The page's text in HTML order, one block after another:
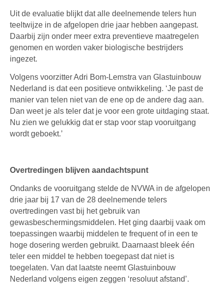
Uit de evaluatie blijkt dat alle deelnemende telers hun
teeltwijze in de afgelopen drie jaar hebben aangepast.
Daarbij zijn onder meer extra preventieve maatregelen
genomen en worden vaker biologische bestrijders
ingezet.
Volgens voorzitter Adri Bom-Lemstra van Glastuinbouw
Nederland is dat een positieve ontwikkeling. ‘Je past de
manier van telen niet van de ene op de andere dag aan.
Dan weet je als teler dat je voor een grote uitdaging staat.
Nu zien we gelukkig dat er stap voor stap vooruitgang
wordt geboekt.’
Overtredingen blijven aandachtspunt
Ondanks de vooruitgang stelde de NVWA in de afgelopen
drie jaar bij 17 van de 28 deelnemende telers
overtredingen vast bij het gebruik van
gewasbeschermingsmiddelen. Het ging daarbij vaak om
toepassingen waarbij middelen te frequent of in een te
hoge dosering werden gebruikt. Daarnaast bleek één
teler een middel te hebben toegepast dat niet is
toegelaten. Van dat laatste neemt Glastuinbouw
Nederland volgens eigen zeggen ‘resoluut afstand’.